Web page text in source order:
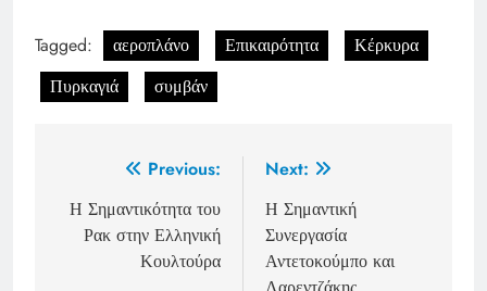
Tagged: αεροπλάνο Επικαιρότητα
Κέρκυρα
Πυρκαγιά
συμβάν
navigation
Previous:
Η Σημαντικότητα του
Ρακ στην Ελληνική
Κουλτούρα
Next:
Η Σημαντική
Συνεργασία
Αντετοκούμπο και